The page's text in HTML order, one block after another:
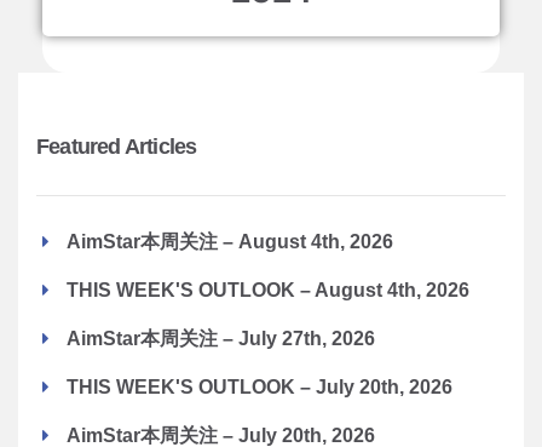
Featured Articles
AimStar本周关注 – August 4th, 2026
THIS WEEK'S OUTLOOK – August 4th, 2026
AimStar本周关注 – July 27th, 2026
THIS WEEK'S OUTLOOK – July 20th, 2026
AimStar本周关注 – July 20th, 2026